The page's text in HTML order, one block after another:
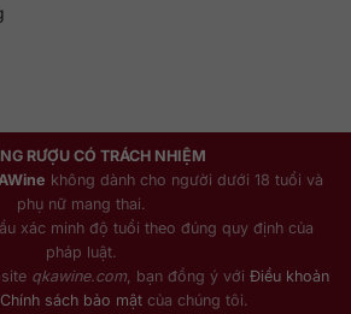
RƯỢU CÓ TRÁCH NHIỆM
không dành cho người dưới 18 tuổi và
phụ nữ mang thai.
xác minh độ tuổi theo đúng quy định của
pháp luật.
qkawine.com , bạn đồng ý với Điều khoản
Chính sách bảo mậtcủa chúng tôi.